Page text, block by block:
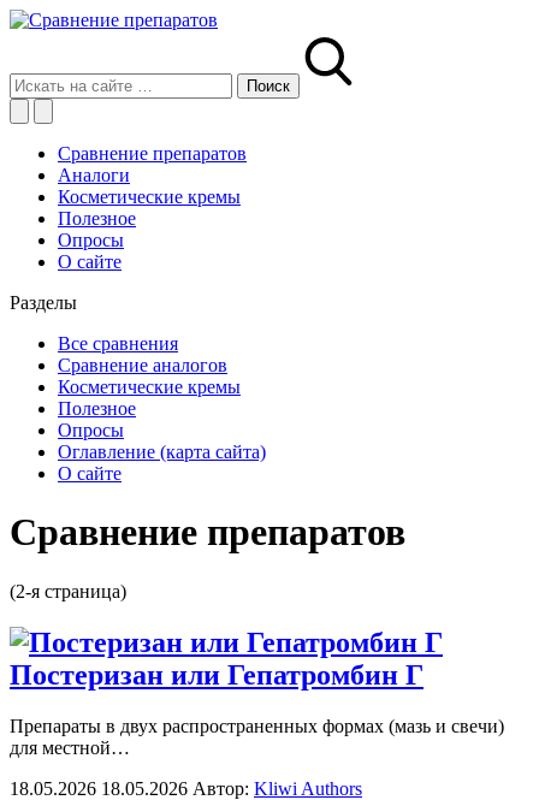
Сравнение препаратов
Аналоги
Косметические кремы
Полезное
Опросы
О сайте
Разделы
Все сравнения
Сравнение аналогов
Косметические кремы
Полезное
Опросы
Оглавление (карта сайта)
О сайте
Сравнение препаратов
(2-я страница)
Постеризан или Гепатромбин Г
Препараты в двух распространенных формах (мазь и свечи)
для местной…
18.05.2026 18.05.2026 Автор: Kliwi Authors